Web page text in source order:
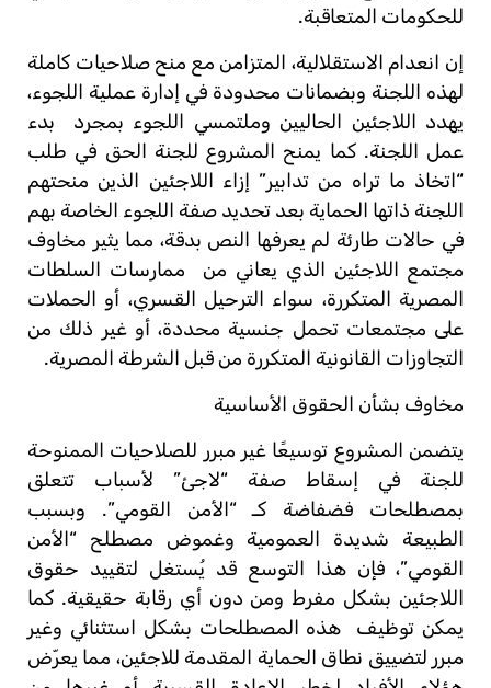
للحكومات المتعاقبة.
إن انعدام الاستقلالية، المتزامن مع منح صلاحيات كاملة
لهذه اللجنة وبضمانات محدودة في إدارة عملية اللجوء،
يهدد اللاجئين الحاليين وملتمسي اللجوء بمجرد
بدء
عمل اللجنة. كما يمنح المشروع للجنة الحق في طلب
“اتخاذ ما تراه من تدابير” إزاء اللاجئين الذين منحتهم
اللجنة ذاتها الحماية بعد تحديد صفة اللجوء الخاصة بهم
في حالات طارئة لم يعرفها النص بدقة، مما يثير مخاوف
مجتمع اللاجئين الذي يعاني من
ممارسات السلطات
المصرية المتكررة، سواء الترحيل القسري، أو الحملات
على مجتمعات تحمل جنسية محددة، أو غير ذلك من
التجاوزات القانونية المتكررة من قبل الشرطة المصرية.
مخاوف بشأن الحقوق الأساسية
يتضمن المشروع توسيعًا غير مبرر للصلاحيات الممنوحة
للجنة في إسقاط صفة “لاجئ” لأسباب تتعلق
بمصطلحات فضفاضة كـ “الأمن القومي”. وبسبب
الطبيعة شديدة العمومية وغموض مصطلح “الأمن
القومي”، فإن هذا التوسع قد يُستغل لتقييد حقوق
اللاجئين بشكل مفرط ومن دون أي رقابة حقيقية. كما
يمكن توظيف
هذه المصطلحات بشكل استثنائي وغير
مبرر لتضييق نطاق الحماية المقدمة للاجئين، مما يعرّض